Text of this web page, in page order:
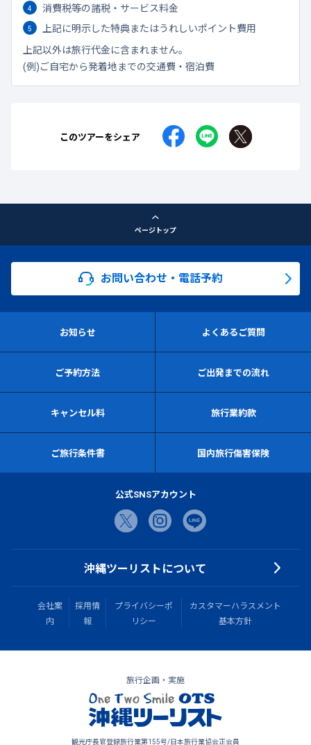
消費税等の諸税・サービス料金
上記に明示した特典またはうれしいポイント費用
上記以外は旅行代金に含まれません。
(例)ご自宅から発着地までの交通費・宿泊費
このツアーをシェア
ページトップ
お問い合わせ・電話予約
お知らせ よくあるご質問
ご予約方法 ご出発までの流れ
キャンセル料 旅行業約款
ご旅行条件書 国内旅行傷害保険
公式SNSアカウント
沖縄ツーリストについて
会社案
内
採用情
報
プライバシーポ
リシー
カスタマーハラスメント
基本方針
旅行企画・実施
観光庁長官登録旅行業第155号/日本旅行業協会正会員